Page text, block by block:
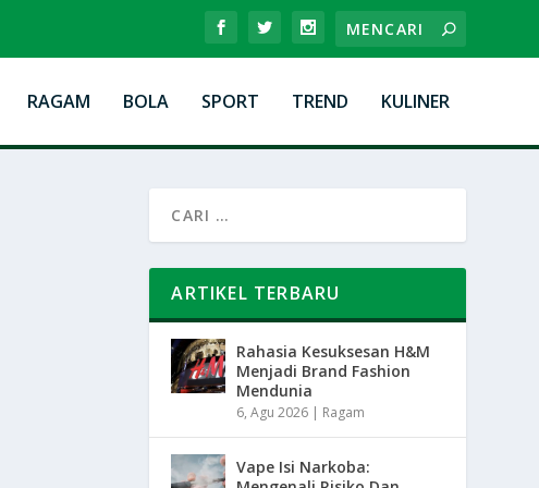
RAGAM BOLA SPORT TREND KULINER
ARTIKEL TERBARU
Rahasia Kesuksesan H&M
Menjadi Brand Fashion
Mendunia
6, Agu 2026 | Ragam
Vape Isi Narkoba: